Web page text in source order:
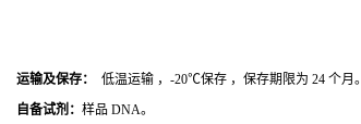
运输及保存：
低温运输 ，-20℃保存 ，保存期限为 24 个月。
自备试剂： 样品 DNA。